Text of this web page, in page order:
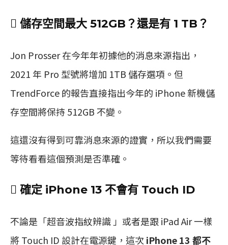
 儲存空間最大 512GB？還是有 1 TB？
Jon Prosser 在今年年初據他的消息來源指出，
2021 年 Pro 型號將增加 1TB 儲存選項。但
TrendForce 的報告直接指出今年的 iPhone 新機儲
存空間將保持 512GB 不變。
這還沒有得到可靠消息來源的證實，所以我們需要
等待看看這個預測是否準確。
 確定 iPhone 13 不會有 Touch ID
不論是「超音波指紋辨識 」或者是跟 iPad Air 一樣
將 Touch ID 設計在電源鍵，這次iPhone 13 都不